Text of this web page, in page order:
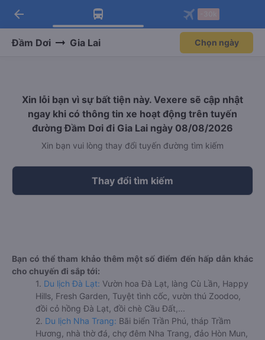
Tải app Vexere ngay!
Nhận ưu đãi thành viên độc
Mở app
Tải app Vexere
-30k/ghế khi đặt vé máy bay qua
Mở app
arrow_back
Đầm Dơi Gia Lai Chọn ngày
Xin lỗi bạn vì sự bất tiện này. Vexere sẽ cập nhật
ngay khi có thông tin xe hoạt động trên tuyến
đường Đầm Dơi đi Gia Lai ngày 08/08/2026
Xin bạn vui lòng thay đổi tuyến đường tìm kiếm
Thay đổi tìm kiếm
Bạn có thể tham khảo thêm một số điểm đến hấp dẫn khác
cho chuyến đi sắp tới:
1. Du lịch Đà Lạt: Vườn hoa Đà Lạt, làng Cù Lần, Happy
Hills, Fresh Garden, Tuyệt tình cốc, vườn thú Zoodoo,
đồi cỏ hồng Đà Lạt, đồi chè Cầu Đất,...
2. Du lịch Nha Trang: Bãi biển Trần Phú, tháp Trầm
Hương, nhà thờ đá, chợ đêm Nha Trang, đảo Hòn Mun,